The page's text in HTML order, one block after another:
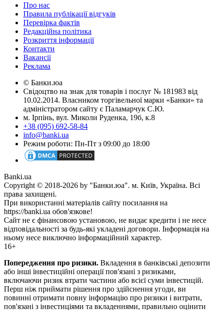
Про нас
Правила публікації відгуків
Перевірка фактів
Редакційна політика
Розкриття інформації
Контакти
Вакансії
Реклама
© Банки.юа
Свідоцтво на знак для товарів і послуг № 181983 від
10.02.2014. Власником торгівельної марки «Банки» та
адміністратором сайту є Паламарчук С.Ю.
м. Ірпінь, вул. Миколи Руденка, 19б, к.8
+38 (095) 692-58-84
info@banki.ua
Режим роботи: Пн-Пт з 09:00 до 18:00
Banki.ua
Copyright © 2018-2026 by "Банки.юа". м. Київ, Україна. Всі
права захищені.
При використанні матеріалів сайту посилання на
https://banki.ua обов'язкове!
Сайт не є фінансовою установою, не видає кредити і не несе
відповідальності за будь-які укладені договори. Інформація на
ньому несе виключно інформаційний характер.
16+
Попередження про ризики. Вкладення в банківські депозити
або інші інвестиційні операції пов'язані з ризиками,
включаючи ризик втрати частини або всієї суми інвестицій.
Перш ніж приймати рішення про здійснення угоди, ви
повинні отримати повну інформацію про ризики і витрати,
пов'язані з інвестиціями та вкладеннями, правильно оцінити